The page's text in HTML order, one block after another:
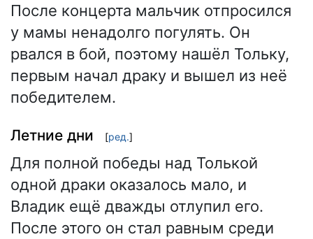
После концерта мальчик отпросился
у мамы ненадолго погулять. Он
рвался в бой, поэтому нашёл Тольку,
первым начал драку и вышел из неё
победителем.
Летние дни [ред.]
Для полной победы над Толькой
одной драки оказалось мало, и
Владик ещё дважды отлупил его.
После этого он стал равным среди